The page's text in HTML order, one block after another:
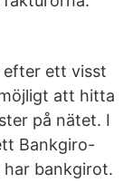
efter ett visst
att hitta
på nätet. I
Bankgiro-
har bankgirot.